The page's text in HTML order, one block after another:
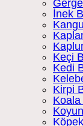
İnek
Keçi
Kedi
Kirpi
Koala